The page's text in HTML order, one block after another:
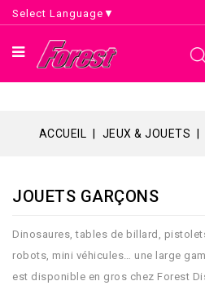
Select Language ▼
ACCUEIL JEUX & JOUETS
JOUETS GARÇONS
Dinosaures, tables de billard,
robots, mini véhicules… une large
est disponible en gros chez Forest